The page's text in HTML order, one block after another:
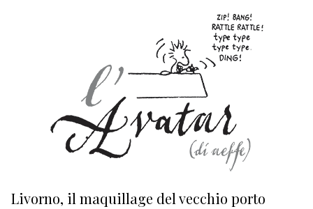
Livorno, il maquillage del vecchio porto